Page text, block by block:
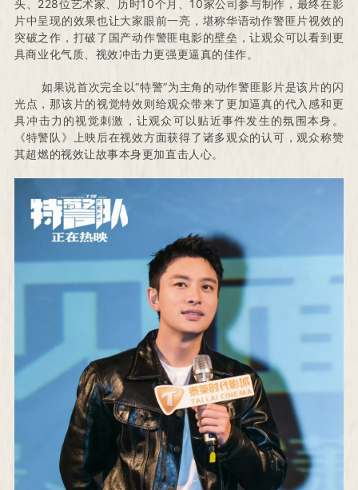
头、228位艺术家、历时10个月、10家公司参与制作，最终在影
片中呈现的效果也让大家眼前一亮，堪称华语动作警匪片视效的
突破之作，打破了国产动作警匪电影的壁垒，让观众可以看到更
具商业化气质、视效冲击力更强更逼真的佳作。
如果说首次完全以“特警”为主角的动作警匪影片是该片的闪
光点，那该片的视觉特效则给观众带来了更加逼真的代入感和更
具冲击力的视觉刺激，让观众可以贴近事件发生的氛围本身。
《特警队》上映后在视效方面获得了诸多观众的认可，观众称赞
其超燃的视效让故事本身更加直击人心。